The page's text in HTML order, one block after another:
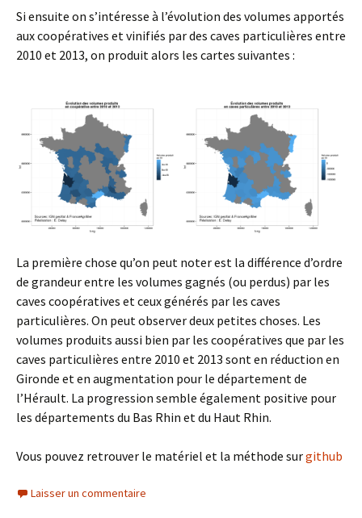
Si ensuite on s’intéresse à l’évolution des volumes apportés
aux coopératives et vinifiés par des caves particulières entre
2010 et 2013, on produit alors les cartes suivantes :
La première chose qu’on peut noter est la différence d’ordre
de grandeur entre les volumes gagnés (ou perdus) par les
caves coopératives et ceux générés par les caves
particulières. On peut observer deux petites choses. Les
volumes produits aussi bien par les coopératives que par les
caves particulières entre 2010 et 2013 sont en réduction en
Gironde et en augmentation pour le département de
l’Hérault. La progression semble également positive pour
les départements du Bas Rhin et du Haut Rhin.
Vous pouvez retrouver le matériel et la méthode surgithub
Laisser un commentaire